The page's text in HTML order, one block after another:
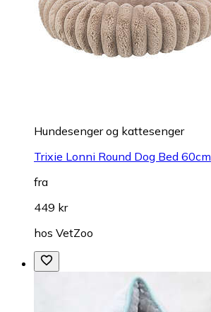
Hundesenger og kattesenger
Trixie Lonni Round Dog Bed 60cm
fra
449 kr
hos VetZoo